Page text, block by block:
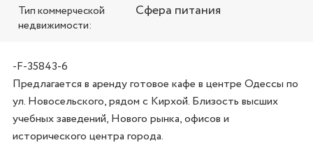
Тип коммерческой
недвижимости:
Сфера питания
-F-35843-6
Предлагается в аренду готовое кафе в центре Одессы по
ул. Новосельского, рядом с Кирхой. Близость высших
учебных заведений, Нового рынка, офисов и
исторического центра города.